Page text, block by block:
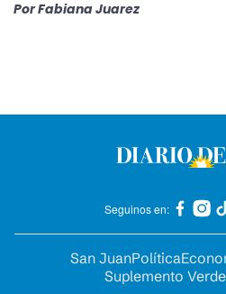
PorFabiana Juarez
Seguinos en:
San JuanPolítica
Suplemento Verde